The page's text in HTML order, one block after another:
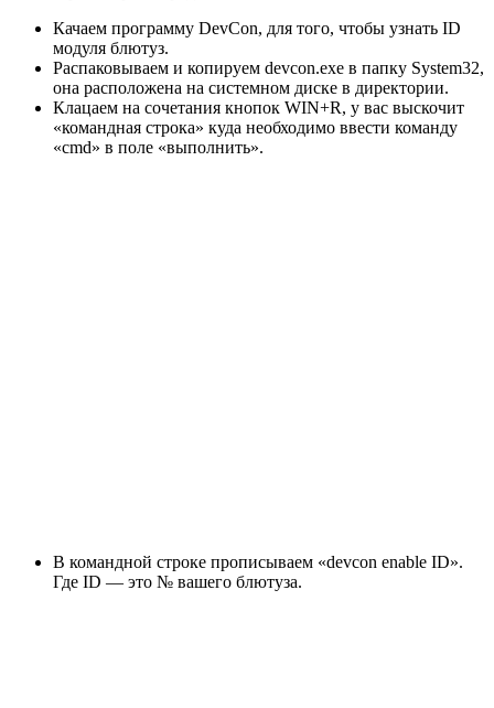
Качаем программу DevCon, для того, чтобы узнать ID
модуля блютуз.
Распаковываем и копируем devcon.exe в папку System32,
она расположена на системном диске в директории.
Клацаем на сочетания кнопок WIN+R, у вас выскочит
«командная строка» куда необходимо ввести команду
«cmd» в поле «выполнить».
В командной строке прописываем «devcon enable ID».
Где ID — это № вашего блютуза.